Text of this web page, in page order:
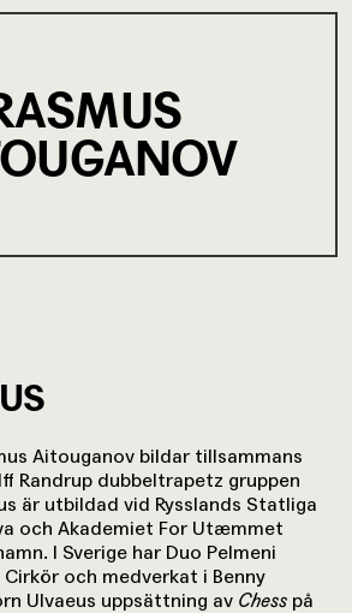
Aitouganov bildar tillsammans
Randrup dubbeltrapetz gruppen
är utbildad vid Rysslands Statliga
och Akademiet For Utæmmet
I Sverige har Duo Pelmeni
och medverkat i Benny
Ulvaeus uppsättning av Chess på